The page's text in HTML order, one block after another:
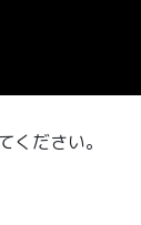
ださい。